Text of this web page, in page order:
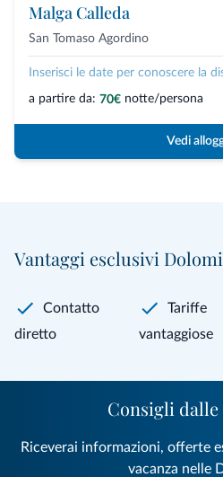
Malga Calleda
San Tomaso Agordino
Inserisci le date per conoscere la
a partire da: 70€ notte/persona
Vedi
Vantaggi esclusivi
Contatto
diretto
Tariffe
vantaggiose
Consigli
Riceverai informazioni, offerte
vacanza nelle